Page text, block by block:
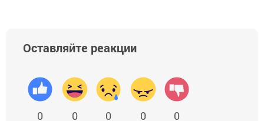
Оставляйте реакции
0 0 0 0 0